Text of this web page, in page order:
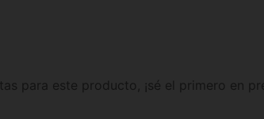
para este producto, ¡sé el primero en